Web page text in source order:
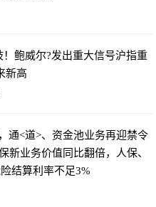
鲍威尔?发出重大信号沪指重
新高
通<道>、资金池业务再迎禁令
新业务价值同比翻倍，人保、
结算利率不足3%